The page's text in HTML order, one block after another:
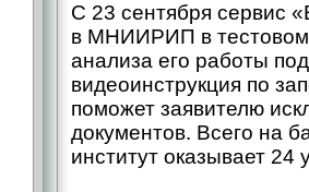
С 23 сентября сервис
в МНИИРИП в
анализа его работы
видеоинструкция по
поможет заявителю
документов. Всего на
институт оказывает 24